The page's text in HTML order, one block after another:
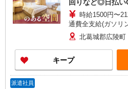
回りなど◎日払い
時給1500円〜
通費全支給(ガソリ
北葛城郡広陵町
キープ
派遣社員